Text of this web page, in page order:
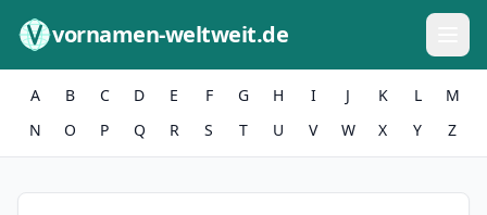
vornamen-weltweit.de
A B C D E F G H I J K L
M
N
O P Q R S T U V W X Y Z